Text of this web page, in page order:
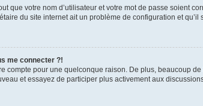
que votre nom d’utilisateur et votre mot de passe soient
du site internet ait un problème de configuration et qu’il
me connecter ?!
compte pour une quelconque raison. De plus, beaucoup
et essayez de participer plus activement aux